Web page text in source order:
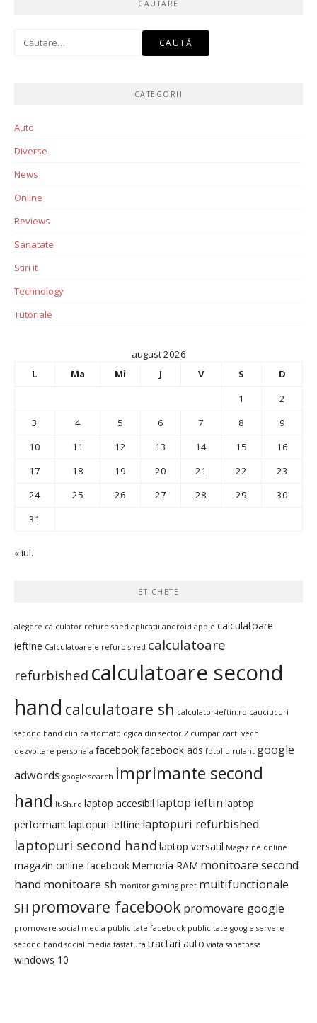
CAUTARE
Caută
CATEGORII
Auto
Diverse
News
Online
Reviews
Sanatate
Stiri it
Technology
Tutoriale
august 2026
L
Ma Mi J V S
D
1
2
3
4 5 6 7 8
9
10
11 12 13 14 15
16
17
18 19 20 21 22
23
24
25 26 27 28 29
30
31
« iul.
ETICHETE
alegere calculator refurbished aplicatii android apple calculatoare
ieftine Calculatoarele refurbished calculatoare
refurbished calculatoare second
hand calculatoare sh calculator-ieftin.ro cauciucuri
second hand clinica stomatologica din sector 2 cumpar carti vechi
dezvoltare personala facebookfacebook ads fotoliu rulant google
adwords google search imprimante second
hand It-Sh.ro laptop accesibil laptop ieftin laptop
performantlaptopuri ieftine laptopuri refurbished
laptopuri second hand laptop versatil Magazine online
magazin online facebook Memoria RAM monitoare second
hand monitoare sh monitor gaming pret multifunctionale
SH promovare facebookpromovare google
promovare social media publicitate facebook publicitate google servere
second hand social media tastatura tractari auto viata sanatoasa
windows 10